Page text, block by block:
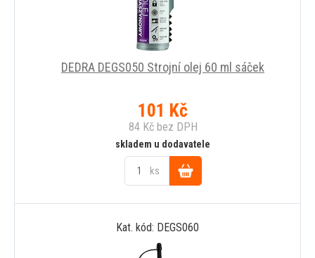
DEDRA DEGS050 Strojní olej 60 ml sáček
101 Kč
84 Kčbez DPH
skladem u dodavatele
ks
Do
košíku
Kat. kód: DEGS060